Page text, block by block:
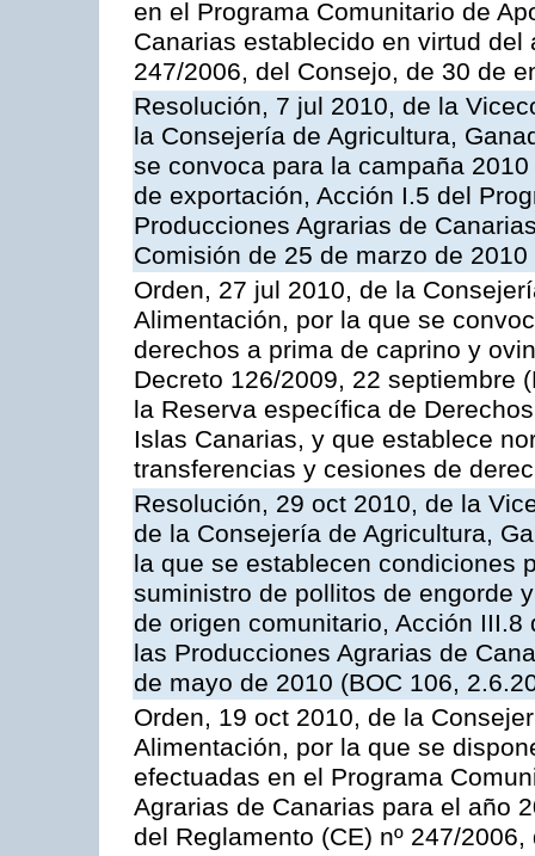
en el Programa Comunitario de
Canarias establecido en virtud del
247/2006, del Consejo, de 30 de
Resolución, 7 jul 2010, de la
la Consejería de Agricultura,
se convoca para la campaña
de exportación, Acción I.5 del
Producciones Agrarias de
Comisión de 25 de marzo de 2010
Orden, 27 jul 2010, de la
Alimentación, por la que se
derechos a prima de caprino y
Decreto 126/2009, 22 septiembre
la Reserva específica de
Islas Canarias, y que establece
transferencias y cesiones de
Resolución, 29 oct 2010, de la
de la Consejería de Agricultura,
la que se establecen condiciones
suministro de pollitos de engorde
de origen comunitario, Acción
las Producciones Agrarias de
de mayo de 2010 (BOC 106,
Orden, 19 oct 2010, de la
Alimentación, por la que se
efectuadas en el Programa
Agrarias de Canarias para el año
del Reglamento (CE) nº 247/